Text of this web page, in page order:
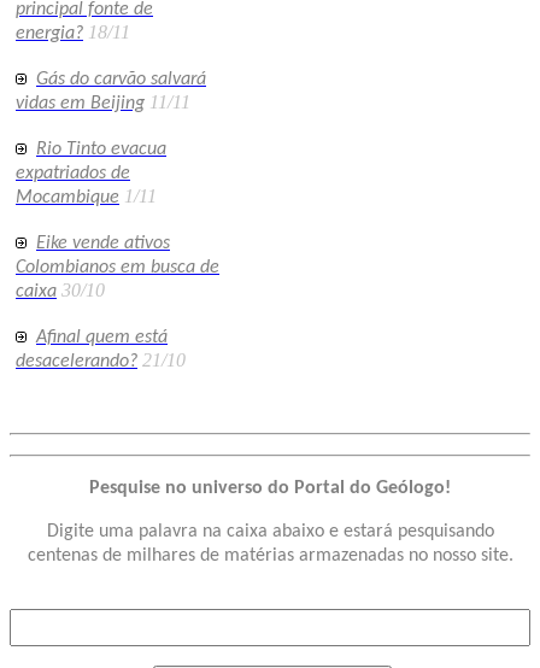
principal fonte de
energia? 18/11
Gás do carvão salvará
vidas em Beijing 11/11
Rio Tinto evacua
expatriados de
Mocambique 1/11
Eike vende ativos
Colombianos em busca de
caixa 30/10
Afinal quem está
desacelerando? 21/10
Pesquise no universo do Portal do Geólogo!
Digite uma palavra na caixa abaixo e estará pesquisando
centenas de milhares de matérias armazenadas no nosso site.